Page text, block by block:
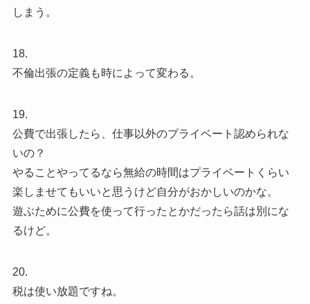
しまう。
18.
不倫出張の定義も時によって変わる。
19.
公費で出張したら、仕事以外のプライベート認められな
いの？
やることやってるなら無給の時間はプライベートくらい
楽しませてもいいと思うけど自分がおかしいのかな。
遊ぶために公費を使って行ったとかだったら話は別にな
るけど。
20.
税は使い放題ですね。